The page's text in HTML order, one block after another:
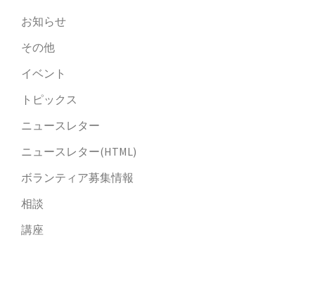
お知らせ
その他
イベント
トピックス
ニュースレター
ニュースレター(HTML)
ボランティア募集情報
相談
講座